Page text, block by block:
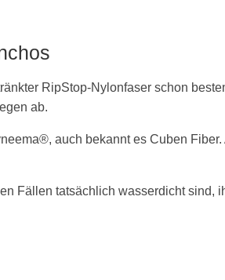
RipStop-Nylonfaser schon
ab.
auch bekannt es Cuben Fiber.
Fällen tatsächlich wasserdicht sind,